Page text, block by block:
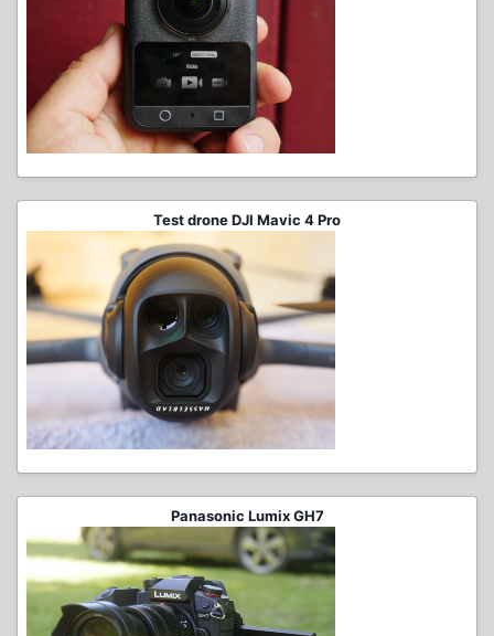
Test drone DJI Mavic 4 Pro
Panasonic Lumix GH7